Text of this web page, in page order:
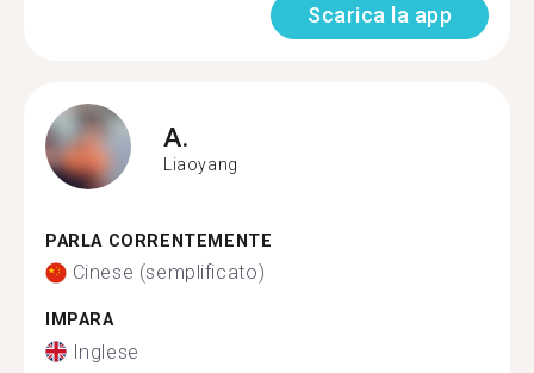
Scarica la app
A.
Liaoyang
PARLA CORRENTEMENTE
Cinese (semplificato)
IMPARA
Inglese